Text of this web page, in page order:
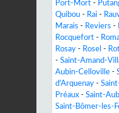
Port-Mort -
Quibou - Rai -
Marais - Reviers -
Rocquefort -
Rosay - Rosel -
- Saint-Amand-
Aubin-Celloville -
d'Arquenay -
Préaux - Saint-
Saint-Bômer-les-